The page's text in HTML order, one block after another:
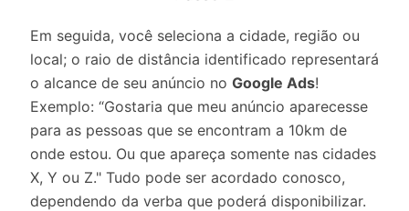
Em seguida, você seleciona a cidade, região ou
local; o raio de distância identificado representará
o alcance de seu anúncio no Google Ads!
Exemplo: “Gostaria que meu anúncio aparecesse
para as pessoas que se encontram a 10km de
onde estou. Ou que apareça somente nas cidades
X, Y ou Z." Tudo pode ser acordado conosco,
dependendo da verba que poderá disponibilizar.